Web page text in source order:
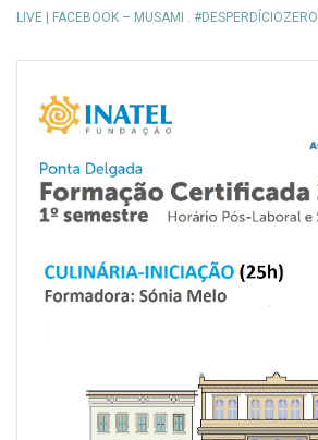
LIVE | FACEBOOK – MUSAMI . #DESPERDÍCIOZERO